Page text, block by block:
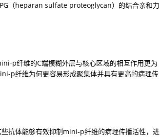
（heparan sulfate proteoglycan）的结合亲和力
p纤维的C端模糊外层与核心区域的相互作用更为
p纤维为何更容易形成聚集体并具有更高的病理传
抗体能够有效抑制mini-p纤维的病理传播活性，进